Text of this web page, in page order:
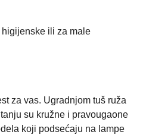
ili za male
za vas. Ugradnjom tuš ruža
su kružne i pravougaone
koji podsećaju na lampe